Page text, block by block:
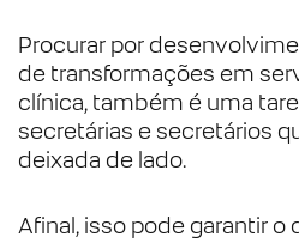
Procurar por
de transformações em
clínica, também é uma
secretárias e secretários
deixada de lado.
Afinal, isso pode garantir o